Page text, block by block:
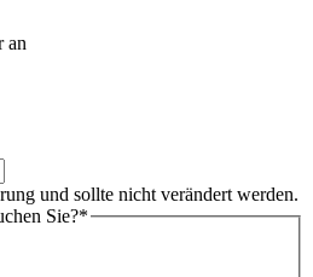
an
und sollte nicht verändert werden.
Sie?*